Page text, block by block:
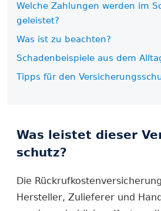
Welche Zahlungen werden im
geleistet?
Was ist zu beachten?
Schadenbeispiele aus dem
Tipps für den
Was leistet dieser
schutz?
Die
Hersteller, Zulieferer und